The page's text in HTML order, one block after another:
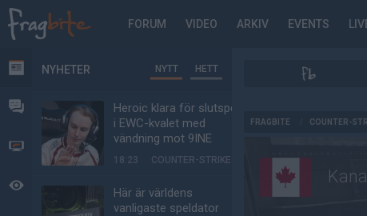
FORUM VIDEO ARKIV EVENTS
NYHETER
VIDEO
BEVAKAT
NYHETER NYTT HETT
Heroic klara för slutspel
i EWC-kvalet med
vändning mot 9INE
18:23 COUNTER-STRIKE
Här är världens
vanligaste speldator
FRAGBITE COUNTER-